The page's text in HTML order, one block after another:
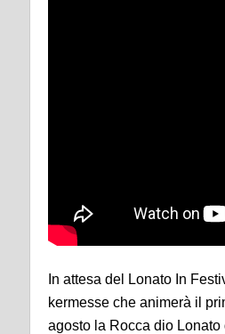
In attesa del Lonato In
kermesse che animerà il
agosto la Rocca dio